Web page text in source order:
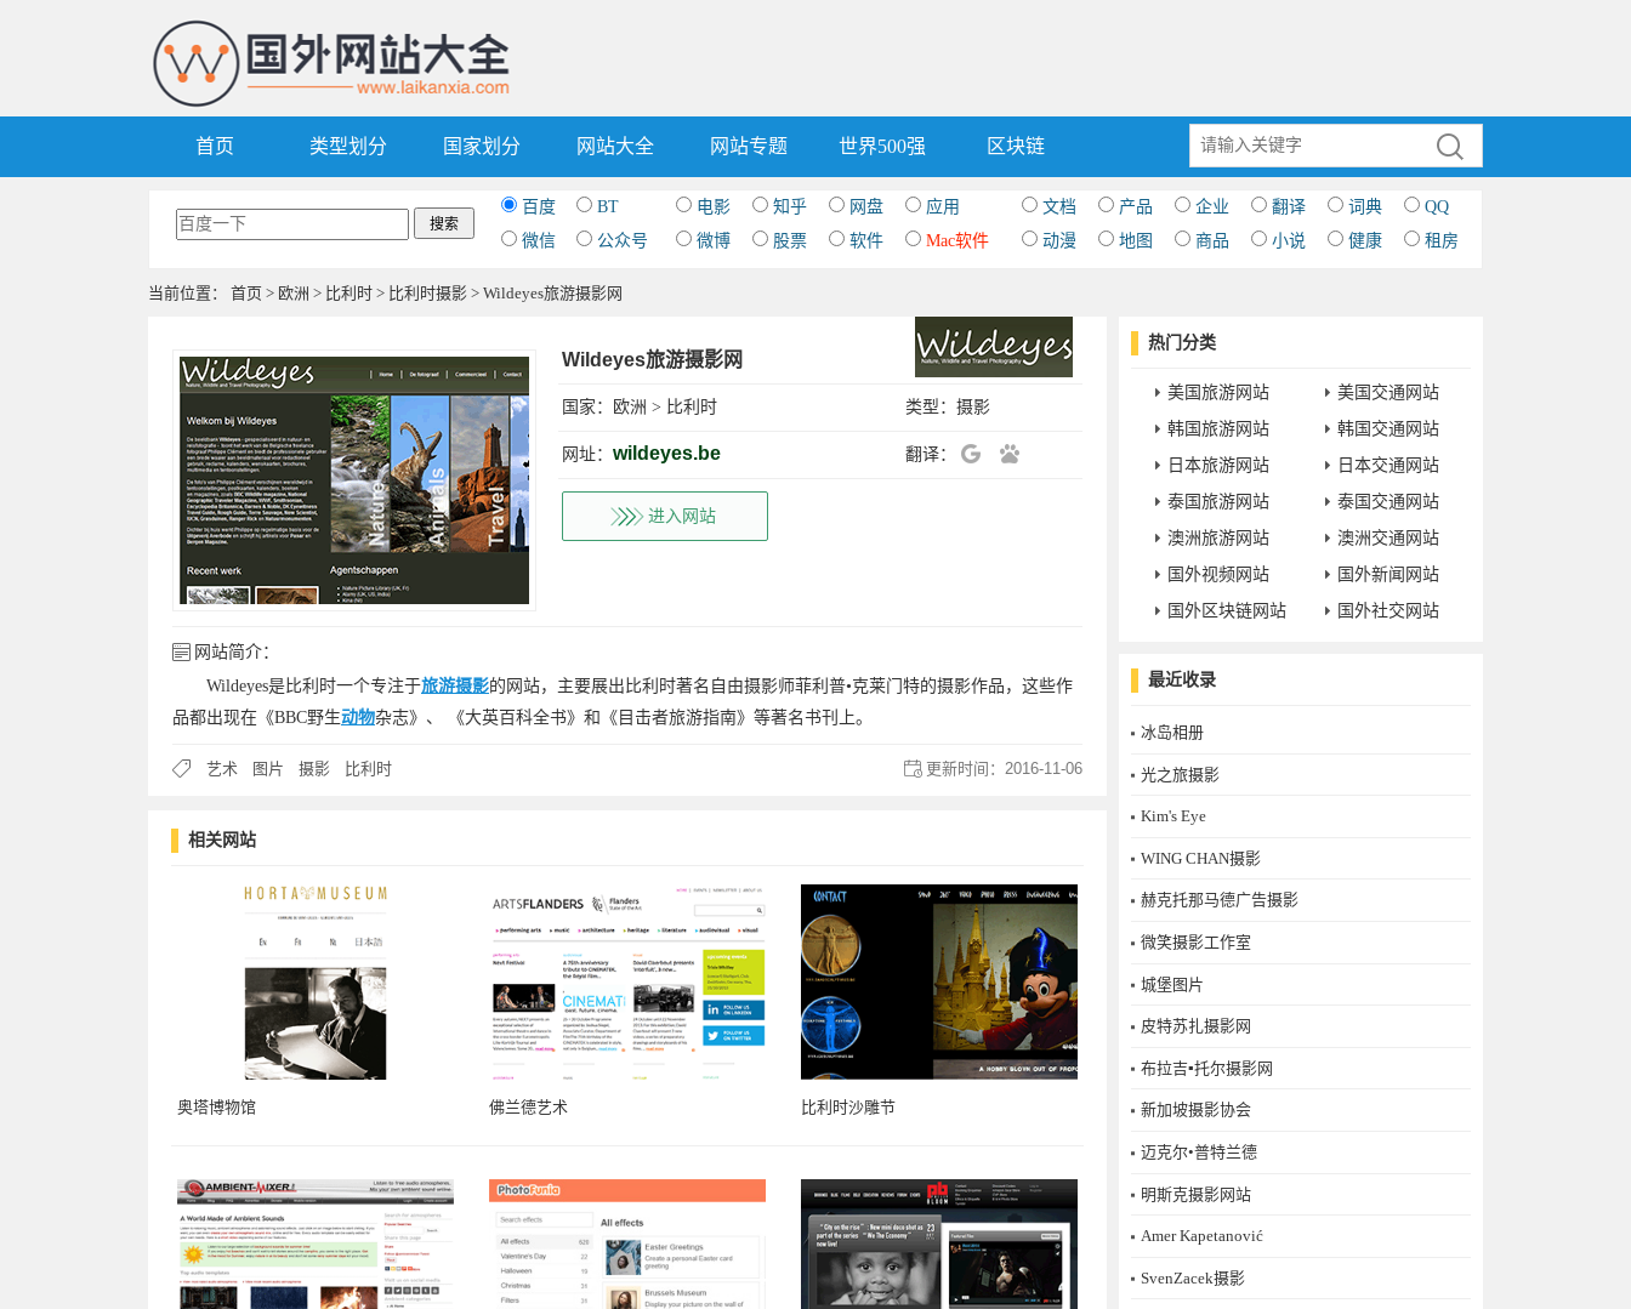
首页 类型划分 国家划分 网站大全 网站专题 世界500强 区块链
百度 BT 电影 知乎 网盘 应用 文档 产品 企业 翻译 词典
QQ
微信
公众号 微博 股票 软件 Mac软件 动漫 地图 商品 小说 健康 租房
当前位置： 首页 > 欧洲 > 比利时 > 比利时摄影 > Wildeyes旅游摄影网
Wildeyes旅游摄影网
国家： 欧洲 > 比利时 类型： 摄影
网址： wildeyes.be 翻译：
进入网站
网站简介：
Wildeyes是比利时一个专注于旅游摄影的网站，主要展出比利时著名自由摄影师菲利普•克莱门特的摄影作品，这些作
品都出现在《BBC野生动物杂志》、 《大英百科全书》和《目击者旅游指南》等著名书刊上。
艺术 图片 摄影 比利时 更新时间： 2016-11-06
相关网站
奥塔博物馆 佛兰德艺术 比利时沙雕节
热门分类
美国旅游网站
美国交通网站
韩国旅游网站
韩国交通网站
日本旅游网站
日本交通网站
泰国旅游网站
泰国交通网站
澳洲旅游网站
澳洲交通网站
国外视频网站
国外新闻网站
国外区块链网站
国外社交网站
最近收录
冰岛相册
光之旅摄影
Kim's Eye
WING CHAN摄影
赫克托那马德广告摄影
微笑摄影工作室
城堡图片
皮特苏扎摄影网
布拉吉▪托尔摄影网
新加坡摄影协会
迈克尔•普特兰德
明斯克摄影网站
Amer Kapetanović
SvenZacek摄影